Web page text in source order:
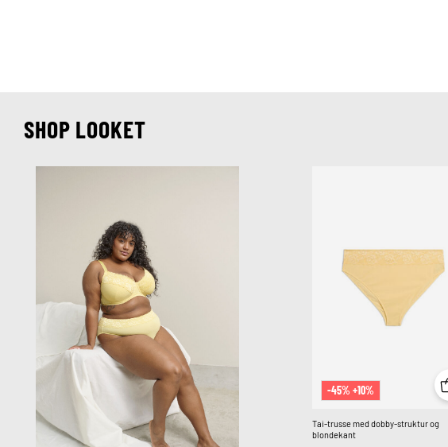
SHOP LOOKET
-45% +10%
Tai-trusse med dobby-struktur og
blondekant